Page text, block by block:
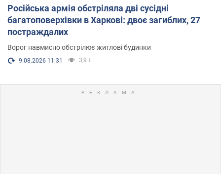
Російська армія обстріляла дві сусідні
багатоповерхівки в Харкові: двоє загиблих, 27
постраждалих
Ворог навмисно обстрілює житлові будинки
9.08.2026 11:31 3,9 т.